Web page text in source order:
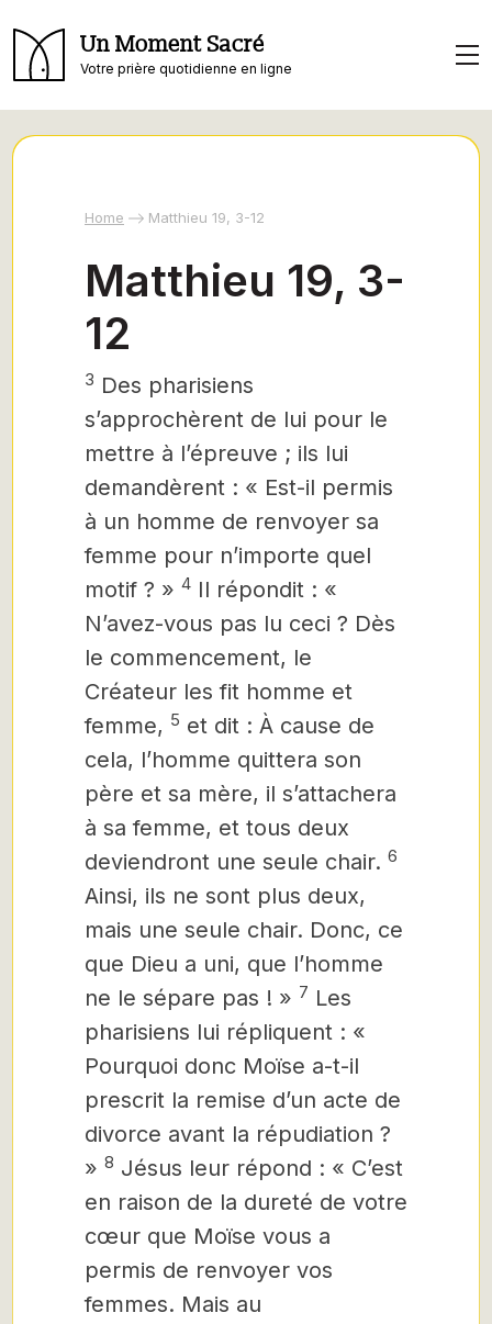
Un Moment Sacré
Votre prière quotidienne en ligne
Home Matthieu 19, 3-12
Matthieu 19, 3-
12
3 Des pharisiens
s’approchèrent de lui pour le
mettre à l’épreuve ; ils lui
demandèrent : « Est-il permis
à un homme de renvoyer sa
femme pour n’importe quel
motif ? » 4 Il répondit : «
N’avez-vous pas lu ceci ? Dès
le commencement, le
Créateur les fit homme et
femme, 5 et dit : À cause de
cela, l’homme quittera son
père et sa mère, il s’attachera
à sa femme, et tous deux
deviendront une seule chair. 6
Ainsi, ils ne sont plus deux,
mais une seule chair. Donc, ce
que Dieu a uni, que l’homme
ne le sépare pas ! » 7 Les
pharisiens lui répliquent : «
Pourquoi donc Moïse a-t-il
prescrit la remise d’un acte de
divorce avant la répudiation ?
» 8 Jésus leur répond : « C’est
en raison de la dureté de votre
cœur que Moïse vous a
permis de renvoyer vos
femmes. Mais au